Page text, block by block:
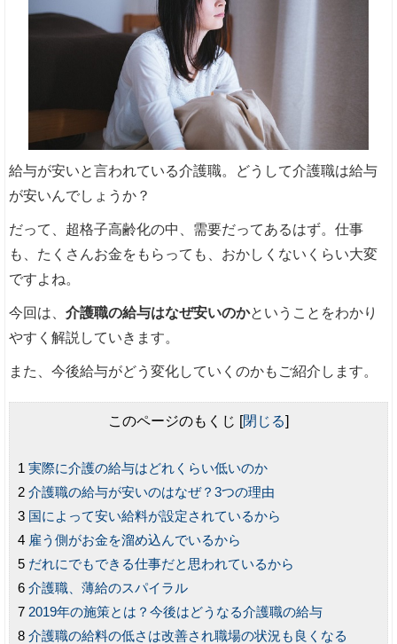
給与が安いと言われている介護職。どうして介護職は給与
が安いんでしょうか？
だって、超格子高齢化の中、需要だってあるはず。仕事
も、たくさんお金をもらっても、おかしくないくらい大変
ですよね。
今回は、介護職の給与はなぜ安いのかということをわかり
やすく解説していきます。
また、今後給与がどう変化していくのかもご紹介します。
このページのもくじ [閉じる]
実際に介護の給与はどれくらい低いのか
介護職の給与が安いのはなぜ？3つの理由
国によって安い給料が設定されているから
雇う側がお金を溜め込んでいるから
だれにでもできる仕事だと思われているから
介護職、薄給のスパイラル
2019年の施策とは？今後はどうなる介護職の給与
介護職の給料の低さは改善され職場の状況も良くなる